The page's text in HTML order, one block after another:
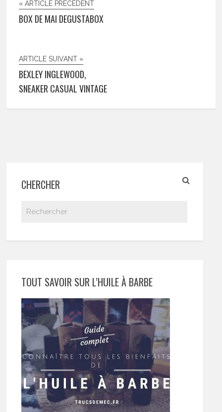
« ARTICLE PRÉCÉDENT
BOX DE MAI DEGUSTABOX
ARTICLE SUIVANT »
BEXLEY INGLEWOOD,
SNEAKER CASUAL VINTAGE
CHERCHER
TOUT SAVOIR SUR L’HUILE À BARBE